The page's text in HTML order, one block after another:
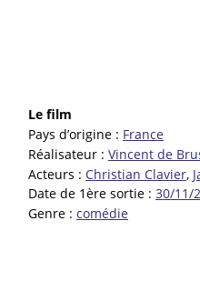
Le film
Pays d’origine : France
Réalisateur : Vincent de
Acteurs : Christian Clavier,
Date de 1ère sortie : 30/11/
Genre : comédie